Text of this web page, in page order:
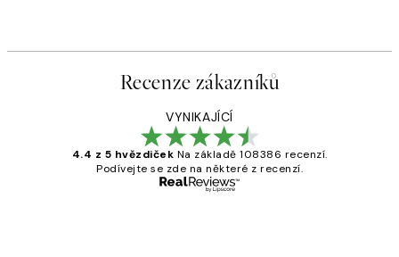
Recenze zákazníků
VYNIKAJÍCÍ
4.4 z 5 hvězdiček Na základě 108386 recenzí.
Podívejte se zde na některé z recenzí.